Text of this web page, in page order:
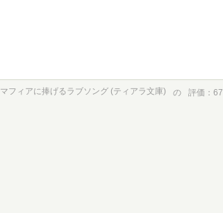
マフィアに捧げるラブソング (ティアラ文庫) の 評価 67